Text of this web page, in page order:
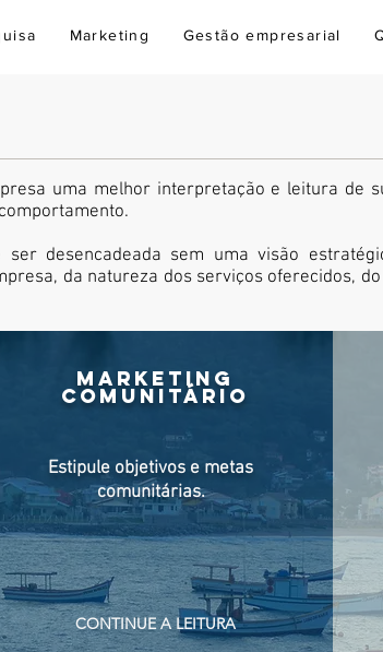
Marketing Gestão empresarial
uma melhor interpretação e leitura de
ser desencadeada sem uma visão
da natureza dos serviços oferecidos,
MARKETING
COMUNITÁRIO
Estipule objetivos e metas
comunitárias.
CONTINUE A LEITURA